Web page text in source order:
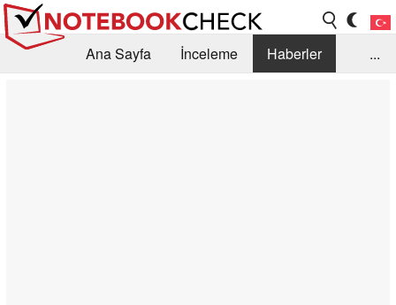
Ana Sayfa İnceleme
Haberler
...